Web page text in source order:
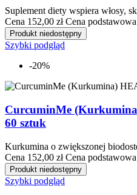
Suplement diety wspiera włosy,
Cena 152,00 zł Cena podstawowa
Produkt niedostępny
Szybki podgląd
-20%
CurcuminMe
60 sztuk
Kurkumina o zwiększonej
Cena 152,00 zł Cena podstawowa
Produkt niedostępny
Szybki podgląd